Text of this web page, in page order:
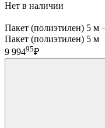
Нет в наличии
Пакет (полиэтилен) 5 м
Пакет (полиэтилен) 5 м
9 99495₽